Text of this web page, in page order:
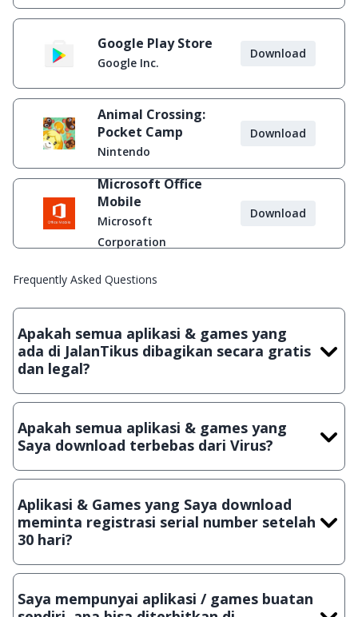
Google Play Store
Google Inc.
Download
Animal Crossing:
Pocket Camp
Nintendo
Download
Microsoft Office
Mobile
Microsoft
Corporation
Download
Frequently Asked Questions
Apakah semua aplikasi & games yang
ada di JalanTikus dibagikan secara gratis
dan legal?
Ya, JalanTikus hanya membagikan aplikasi & games yang
crack, patch atau semacamnya.
Apakah semua aplikasi & games yang
Saya download terbebas dari Virus?
Ya, JalanTikus selalu melakukan scanning dengan 3 jenis
suatu aplikasi atau games, sehingga bisa dijamin 100%
terbebas dari virus.
Aplikasi & Games yang Saya download
meminta registrasi serial number setelah
30 hari?
Meskipun dibagikan secara gratis, namun ada beberapa
hanya bisa digunakan dalam jangka waktu tertentu dan jika
Saya mempunyai aplikasi / games buatan